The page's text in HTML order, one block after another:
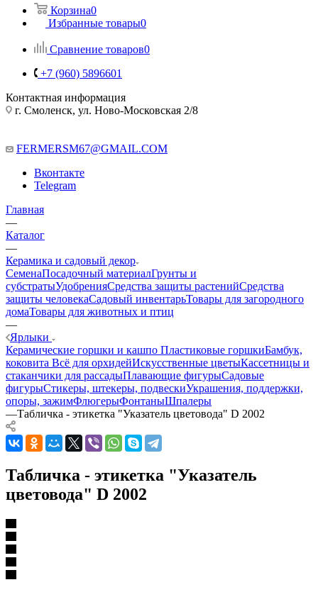
Корзина0
Избранные товары0
Сравнение товаров0
+7 (960) 5896601
Контактная информация
г. Смоленск, ул. Ново-Московская 2/8
FERMERSM67@GMAIL.COM
Вконтакте
Telegram
Главная
—
Каталог
—
Керамика и садовый декор
СеменаПосадочный материалГрунты и
субстратыУдобренияСредства защиты растенийСредства
защиты человекаСадовый инвентарьТовары для загородного
домаТовары для животных и птиц
—
Ярлыки
Керамические горшки и кашпо Пластиковые горшкиБамбук,
коковита Всё для орхидейИскусственные цветыКассетницы и
стаканчики для рассадыПлавающие фигурыСадовые
фигурыСтикеры, штекеры, подвескиУкрашения, поддержки,
опоры, зажимФлюгерыФонтаныШпалеры
—Табличка - этикетка "Указатель цветовода" D 2002
Табличка - этикетка "Указатель
цветовода" D 2002